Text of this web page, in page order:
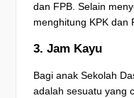
dan FPB. Selain
menghitung KPK dan
3. Jam Kayu
Bagi anak Sekolah
adalah sesuatu yang